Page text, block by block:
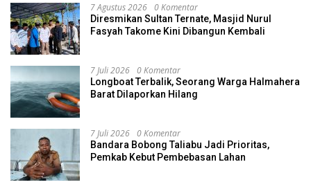
7 Agustus 2026 0 Komentar
Diresmikan Sultan Ternate, Masjid Nurul
Fasyah Takome Kini Dibangun Kembali
7 Juli 2026 0 Komentar
Longboat Terbalik, Seorang Warga Halmahera
Barat Dilaporkan Hilang
7 Juli 2026 0 Komentar
Bandara Bobong Taliabu Jadi Prioritas,
Pemkab Kebut Pembebasan Lahan